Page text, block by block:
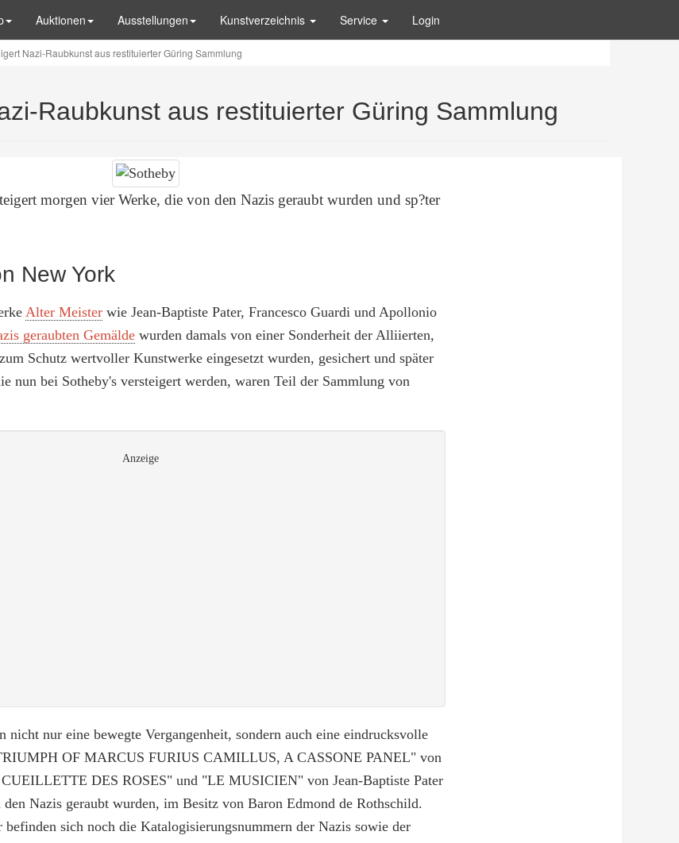
Auktionen Ausstellungen Kunstverzeichnis Service Login
Nazi-Raubkunst aus restituierter Güring Sammlung
Raubkunst aus restituierter Güring Sammlung
morgen vier Werke, die von den Nazis geraubt wurden und sp?ter
New York
Alter Meister wie Jean-Baptiste Pater, Francesco Guardi und Apollonio
geraubten Gemälde wurden damals von einer Sonderheit der Alliierten,
Schutz wertvoller Kunstwerke eingesetzt wurden, gesichert und später
nun bei Sotheby's versteigert werden, waren Teil der Sammlung von
Anzeige
nicht nur eine bewegte Vergangenheit, sondern auch eine eindrucksvolle
OF MARCUS FURIUS CAMILLUS, A CASSONE PANEL" von
DES ROSES" und "LE MUSICIEN" von Jean-Baptiste Pater
Nazis geraubt wurden, im Besitz von Baron Edmond de Rothschild.
sich noch die Katalogisierungsnummern der Nazis sowie der